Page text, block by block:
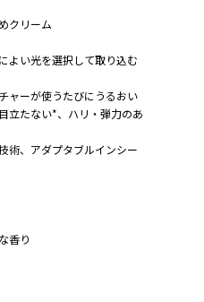
クリーム
よい光を選択して取り込む
ャーが使うたびにうるおい
立たない*、ハリ・弾力のあ
術、アダプタブルインシー
香り